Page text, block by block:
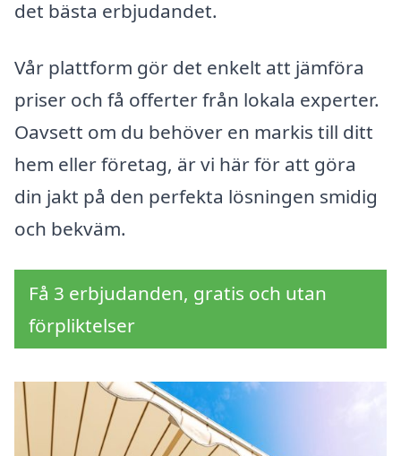
det bästa erbjudandet.
Vår plattform gör det enkelt att jämföra
priser och få offerter från lokala experter.
Oavsett om du behöver en markis till ditt
hem eller företag, är vi här för att göra
din jakt på den perfekta lösningen smidig
och bekväm.
Få 3 erbjudanden, gratis och utan
förpliktelser